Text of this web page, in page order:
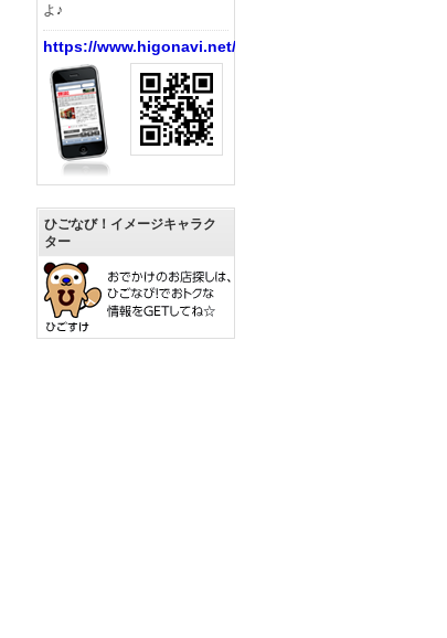
よ♪
https://www.higonavi.net/
ひごなび！イメージキャラク
ター